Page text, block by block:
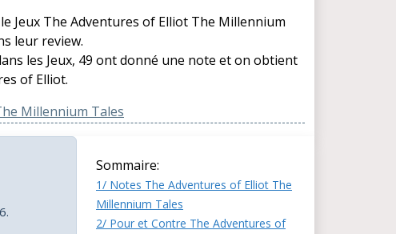
Jeux The Adventures of Elliot The Millennium
leur review.
les Jeux, 49 ont donné une note et on obtient
of Elliot.
Millennium Tales
Sommaire:
1/ Notes The Adventures of Elliot The
Millennium Tales
2/ Pour et Contre The Adventures of